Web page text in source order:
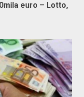
euro – Lotto,